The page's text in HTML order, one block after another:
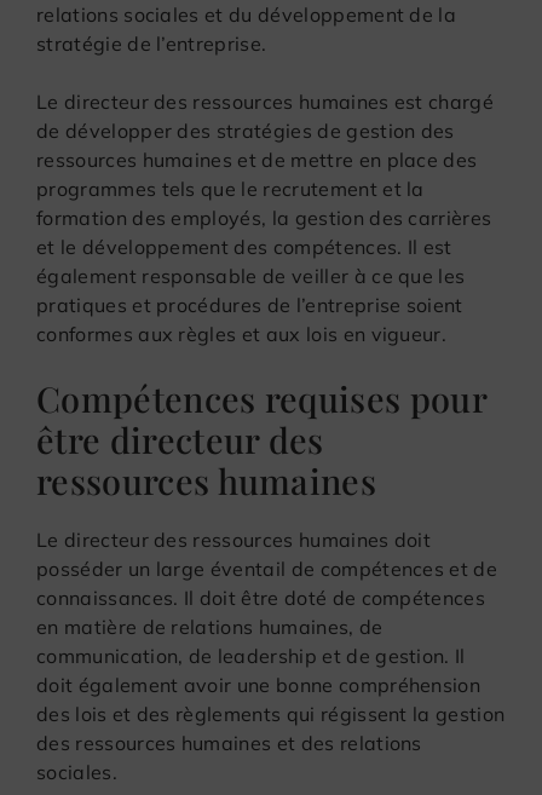
relations sociales et du développement de la
stratégie de l’entreprise.
Le directeur des ressources humaines est chargé
de développer des stratégies de gestion des
ressources humaines et de mettre en place des
programmes tels que le recrutement et la
formation des employés, la gestion des carrières
et le développement des compétences. Il est
également responsable de veiller à ce que les
pratiques et procédures de l’entreprise soient
conformes aux règles et aux lois en vigueur.
Compétences requises pour
être directeur des
ressources humaines
Le directeur des ressources humaines doit
posséder un large éventail de compétences et de
connaissances. Il doit être doté de compétences
en matière de relations humaines, de
communication, de leadership et de gestion. Il
doit également avoir une bonne compréhension
des lois et des règlements qui régissent la gestion
des ressources humaines et des relations
sociales.